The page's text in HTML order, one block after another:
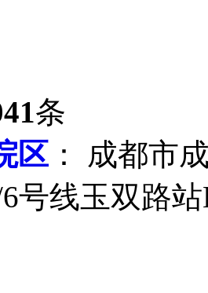
条
区 ： 成都市
号线玉双路